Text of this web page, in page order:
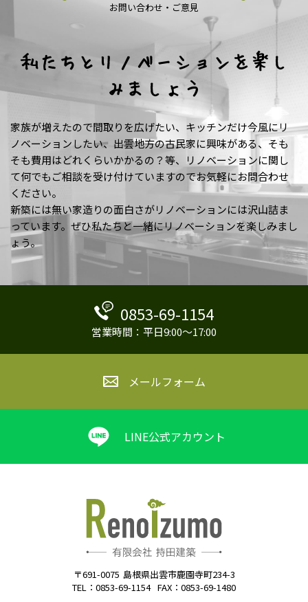
お問い合わせ・ご意見
私たちとリノベーションを楽し
みましょう
家族が増えたので間取りを広げたい、キッチンだけ今風にリ
ノベーションしたい、出雲地方の古民家に興味がある、そも
そも費用はどれくらいかかるの？等、リノベーションに関し
て何でもご相談を受け付けていますのでお気軽にお問合わせ
ください。
新築には無い家造りの面白さがリノベーションには沢山詰ま
っています。ぜひ私たちと一緒にリノベーションを楽しみまし
ょう。
0853-69-1154
営業時間：平日9:00～17:00
メールフォーム
LINE公式アカウント
〒691-0075 島根県出雲市鹿園寺町234-3
TEL：0853-69-1154 FAX：0853-69-1480